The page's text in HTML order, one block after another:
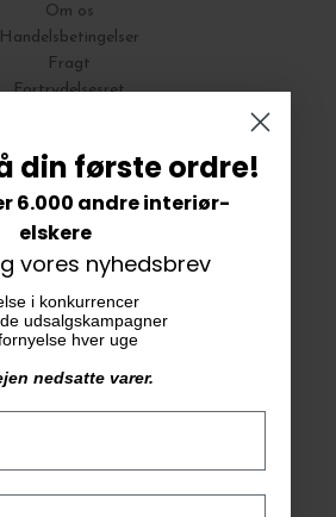
Om os
Handelsbetingelser
Fragt
Fortrydelsesret
Vores butik
KAiKU ApS
46, bygning 7
8220 Brabrand
Tlf. 33 11 19 07
CVR-nr. 30715349
din første ordre!
6.000 andre interiør-
elskere
vores nyhedsbrev
i konkurrencer
udsalgskampagner
hver uge
nedsatte varer.